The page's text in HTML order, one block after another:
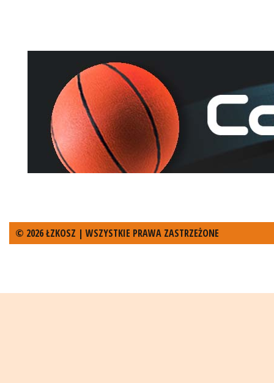
© 2026 ŁZKOSZ | WSZYSTKIE PRAWA ZASTRZEŻONE